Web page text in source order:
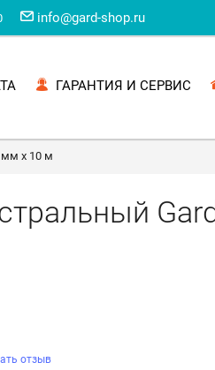
info@gard-shop.ru
ГАРАНТИЯ И СЕРВИС
мм х 10 м
отзыв